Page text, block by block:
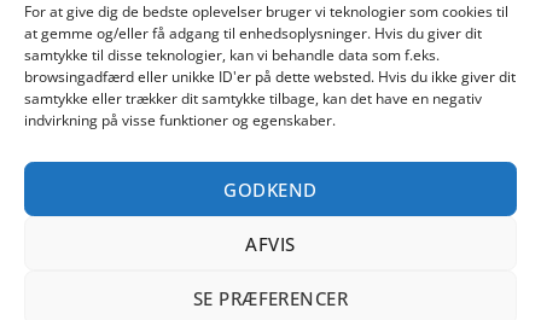
For at give dig de bedste oplevelser bruger vi teknologier som cookies til
at gemme og/eller få adgang til enhedsoplysninger. Hvis du giver dit
samtykke til disse teknologier, kan vi behandle data som f.eks.
browsingadfærd eller unikke ID'er på dette websted. Hvis du ikke giver dit
samtykke eller trækker dit samtykke tilbage, kan det have en negativ
indvirkning på visse funktioner og egenskaber.
GODKEND
AFVIS
SE PRÆFERENCER
Kategorier
Læs vores guide til online shopping
PayPal Stripe
On
METTE JENSEN
DAGENS, UGENS OG MÅNEDENS TILBUD! SE DE GODE